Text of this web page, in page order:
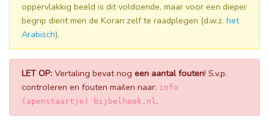
oppervlakkig beeld is dit voldoende, maar voor een dieper
begrip dient men de Koran zelf te raadplegen (d.w.z. het
Arabisch).
LET OP: Vertaling bevat nog een aantal fouten! S.v.p.
controleren en fouten mailen naar: info
(apenstaartje) bijbelhoek.nl.